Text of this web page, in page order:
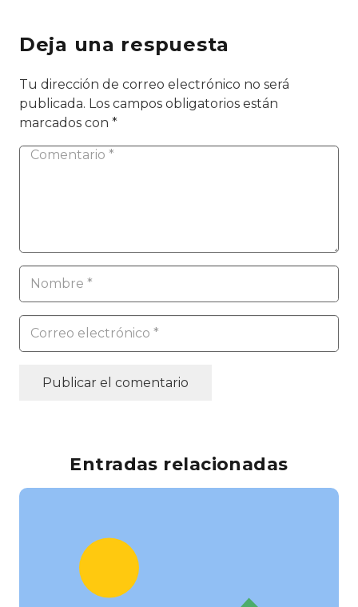
Deja una respuesta
Tu dirección de correo electrónico no será
publicada. Los campos obligatorios están
marcados con *
Publicar el comentario
Entradas relacionadas